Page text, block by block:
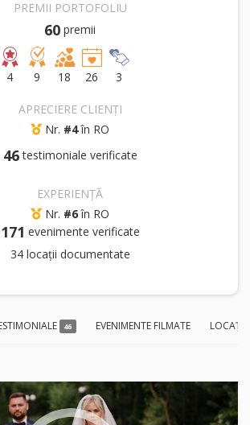
PREMII PORTOFOLIU
60 premii
4 9 18 26 3
APRECIERE CLIENȚI
Nr. #4în RO
46 testimoniale verificate
EXPERIENȚĂ
Nr. #6în RO
171 evenimente verificate
34 locații documentate
46 EVENIMENTE FILMATE LOCAȚII